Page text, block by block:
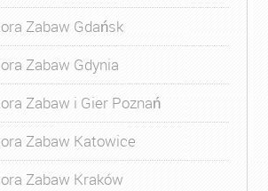
Zabaw Gdańsk
Zabaw Gdynia
Zabaw i Gier Poznań
Zabaw Katowice
Zabaw Kraków